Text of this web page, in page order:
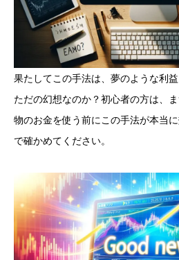
果たしてこの手法は、夢のような利
ただの幻想なのか？初心者の方は、
物のお金を使う前にこの手法が本当
で確かめてください。